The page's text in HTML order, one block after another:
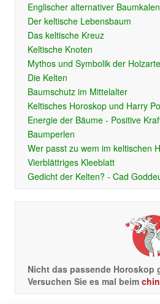
Englischer alternativer
Der keltische Lebensbaum
Das keltische Kreuz
Keltische Knoten
Mythos und Symbolik der
Die Kelten
Baumschutz im Mittelalter
Keltisches Horoskop und Harry
Energie der Bäume - Positive
Baumperlen
Wer passt zu wem im keltischen
Vierblättriges Kleeblatt
Gedicht der Kelten? - Cad
Nicht das passende Horoskop
Versuchen Sie es mal beim